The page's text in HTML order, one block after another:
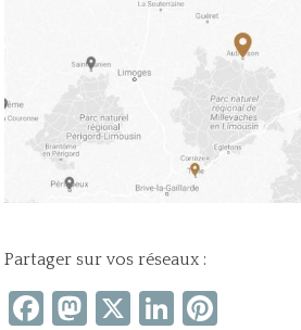
Partager sur vos réseaux :
Facebook
Mastodon
X LinkedIn